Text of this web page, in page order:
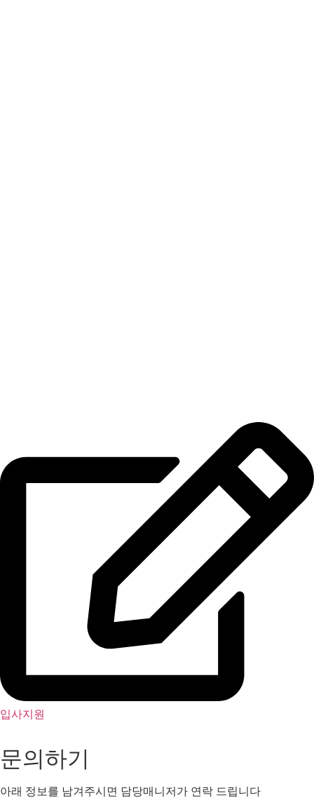
입사지원
문의하기
아래 정보를 남겨주시면 담당매니저가 연락 드립니다